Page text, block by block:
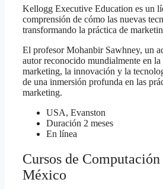
Kellogg Executive Education es un
comprensión de cómo las nuevas
transformando la práctica de
El profesor Mohanbir Sawhney, un
autor reconocido mundialmente en
marketing, la innovación y la
de una inmersión profunda en las
marketing.
USA, Evanston
Duración 2 meses
En línea
Cursos de
México